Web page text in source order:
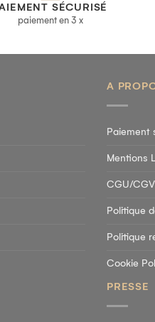
SÉCURISÉ
paiement en 3 x
A
Paiement
Mentions
CGU/CGV
Politique
Politique
Cookie
PRESSE